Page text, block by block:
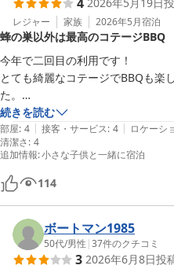
レジャー 家族 2026年5月宿泊
蜂の巣以外は最高のコテージBBQ
今年で二回目の利用です！
とても綺麗なコテージでBBQも楽
た。
しかし蜂が近くに飛んでおり、確
点だけ星ひとつ少なくしました。
続きを読む
部屋: 4 | 接客・サービス: 4 | ロケーシ
清潔さ: 4
追加情報:小さな子供と一緒に宿泊
114
ボートマン1985
50代/男性 |37件のクチコミ
3 2026年6月8日投